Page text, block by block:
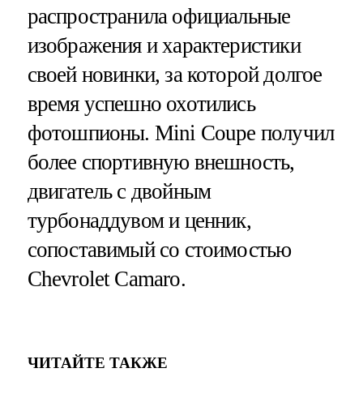
распространила официальные
изображения и характеристики
своей новинки, за которой долгое
время успешно охотились
фотошпионы. Mini Coupe получил
более спортивную внешность,
двигатель с двойным
турбонаддувом и ценник,
сопоставимый со стоимостью
Chevrolet Camaro.
ЧИТАЙТЕ ТАКЖЕ